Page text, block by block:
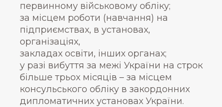
первинному військовому обліку;
за місцем роботи (навчання) на
підприємствах, в установах,
організаціях,
закладах освіти, інших органах;
у разі вибуття за межі України на строк
більше трьох місяців – за місцем
консульського обліку в закордонних
дипломатичних установах України.